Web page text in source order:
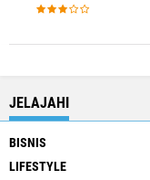
JELAJAHI
BISNIS
LIFESTYLE